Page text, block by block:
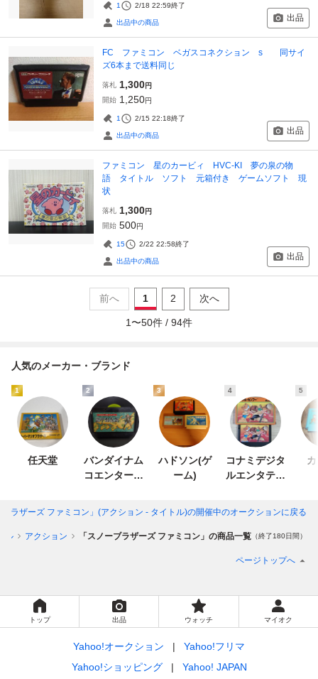
1 2/18 22:59終了
出品中の商品 出品
FC ファミコン ベガスコネクション s 同サイ
ズ6本まで送料同じ
落札 1,300円
開始 1,250円
1 2/15 22:18終了
出品中の商品 出品
ファミコン 星のカービィ HVC-KI 夢の泉の物
語 タイトル ソフト 元箱付き ゲームソフト 現
状
落札 1,300円
開始 500円
15 2/22 22:58終了
出品中の商品 出品
前へ 1 2 次へ
1 〜50件 / 94件
人気のメーカー・ブランド
1
任天堂
2
バンダイナム
コエンターテ
3
ハドソン(ゲ
ーム)
4
コナミデジタ
ルエンタテイ
5
ラザーズ ファミコン」(アクション - タイトル)の開催中のオークションに戻る
ル アクション 「スノーブラザーズ ファミコン」の商品一覧 （終了180日間）
ページトップへ
トップ 出品 ウォッチ マイオク
Yahoo!オークション
Yahoo!フリマ
Yahoo!ショッピング
Yahoo! JAPAN